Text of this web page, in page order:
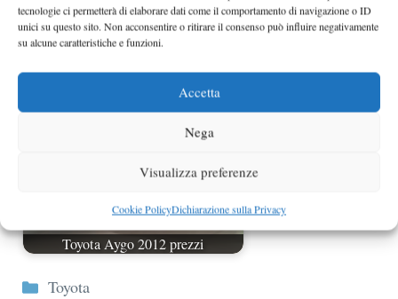
tecnologie ci permetterà di elaborare dati come il comportamento di navigazione o ID
unici su questo sito. Non acconsentire o ritirare il consenso può influire negativamente
su alcune caratteristiche e funzioni.
Accetta
Nega
Visualizza preferenze
Cookie PolicyDichiarazione sulla Privacy
Nuova Toyota Aygo 2009
Toyota Aygo 2012 prezzi
Categorie
Toyota